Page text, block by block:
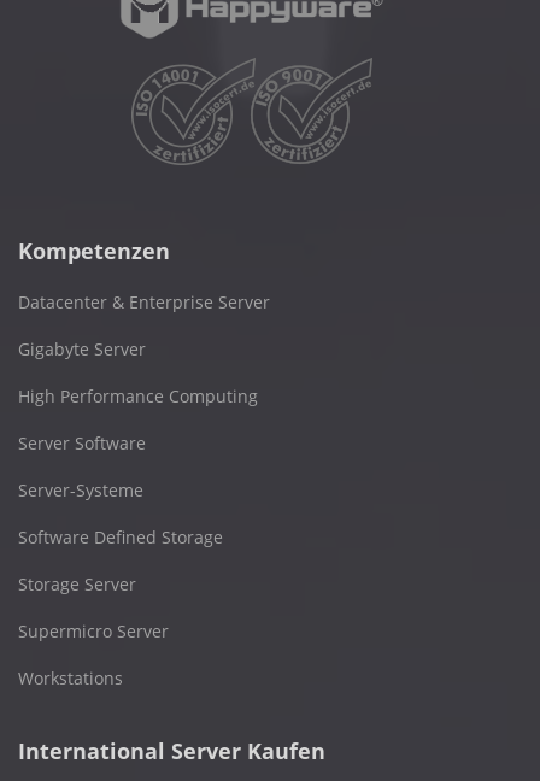
Kompetenzen
Datacenter & Enterprise Server
Gigabyte Server
High Performance Computing
Server Software
Server-Systeme
Software Defined Storage
Storage Server
Supermicro Server
Workstations
International Server Kaufen